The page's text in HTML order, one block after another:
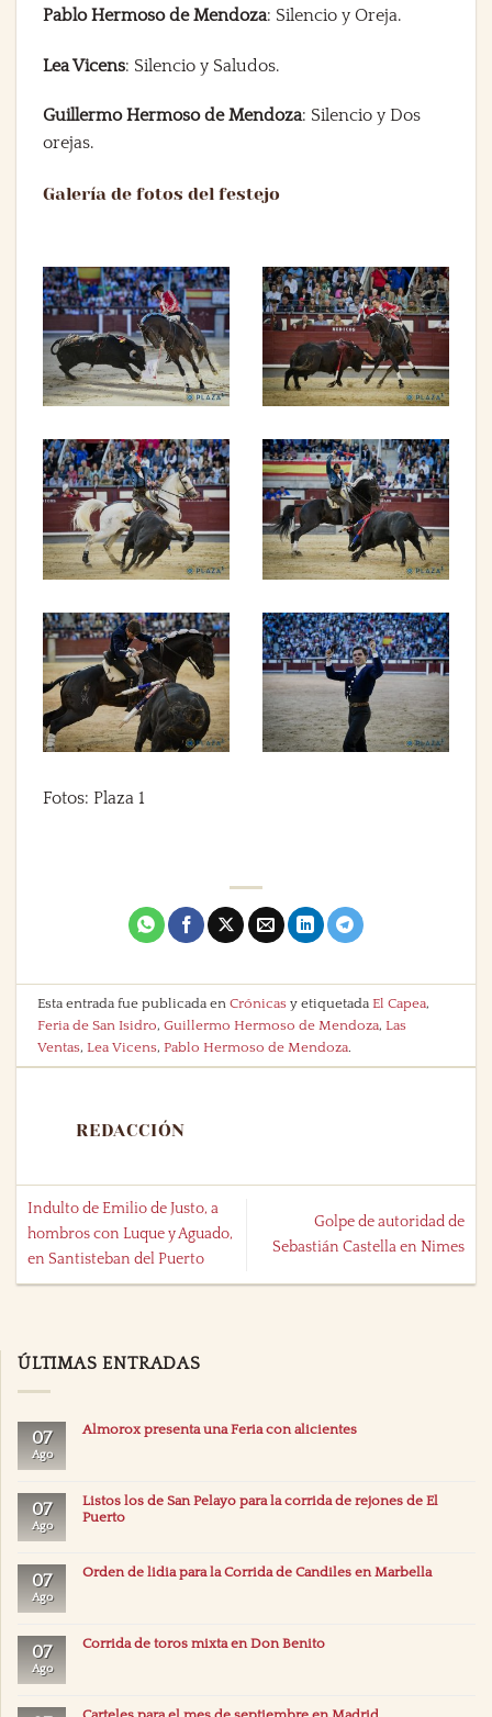
Pablo Hermoso de Mendoza: Silencio y Oreja.
Lea Vicens: Silencio y Saludos.
Guillermo Hermoso de Mendoza: Silencio y Dos
orejas.
Galería de fotos del festejo
Fotos: Plaza 1
Esta entrada fue publicada enCrónicas y etiquetadaEl Capea,
Feria de San Isidro,Guillermo Hermoso de Mendoza,Las
Ventas,Lea Vicens,Pablo Hermoso de Mendoza
REDACCIÓN
Indulto de Emilio de Justo, a
hombros con Luque y Aguado,
en Santisteban del Puerto
Golpe de autoridad de
Sebastián Castella en Nimes
ÚLTIMAS ENTRADAS
07
Ago
Almorox presenta una Feria con alicientes
07
Ago
Listos los de San Pelayo para la corrida de rejones de El
Puerto
07
Ago
Orden de lidia para la Corrida de Candiles en Marbella
07
Ago
Corrida de toros mixta en Don Benito